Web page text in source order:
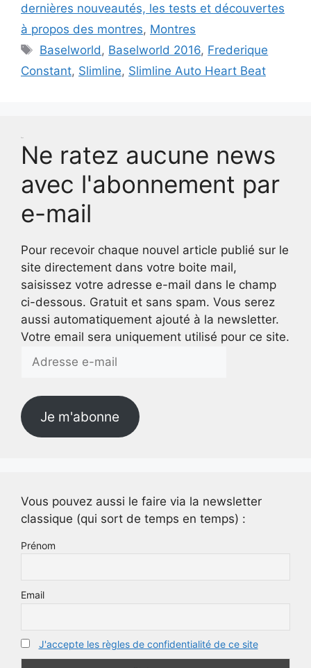
dernières nouveautés, les tests et découvertes
à propos des montres, Montres
Étiquettes
Baselworld, Baselworld 2016, Frederique
Constant, Slimline, Slimline Auto Heart Beat
Ne ratez aucune news
avec l'abonnement par
e-mail
Pour recevoir chaque nouvel article publié sur le
site directement dans votre boite mail,
saisissez votre adresse e-mail dans le champ
ci-dessous. Gratuit et sans spam. Vous serez
aussi automatiquement ajouté à la newsletter.
Votre email sera uniquement utilisé pour ce site.
e-
Je m'abonne
Vous pouvez aussi le faire via la newsletter
classique (qui sort de temps en temps) :
Prénom
Email
J'accepte les règles de confidentialité de ce site